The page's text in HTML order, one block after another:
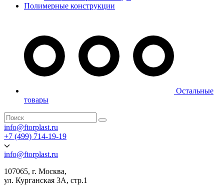
Полимерные конструкции
Остальные
товары
info@ftorplast.ru
+7 (499) 714-19-19
info@ftorplast.ru
107065, г. Москва,
ул. Курганская 3А, стр.1